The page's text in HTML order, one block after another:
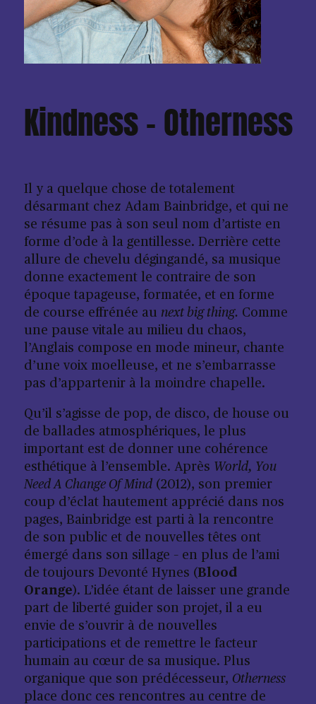
Kindness – Otherness
Il y a quelque chose de totalement
désarmant chez Adam Bainbridge, et qui ne
se résume pas à son seul nom d’artiste en
forme d’ode à la gentillesse. Derrière cette
allure de chevelu dégingandé, sa musique
donne exactement le contraire de son
époque tapageuse, formatée, et en forme
de course effrénée au next big thing. Comme
une pause vitale au milieu du chaos,
l’Anglais compose en mode mineur, chante
d’une voix moelleuse, et ne s’embarrasse
pas d’appartenir à la moindre chapelle.
Qu’il s’agisse de pop, de disco, de house ou
de ballades atmosphériques, le plus
important est de donner une cohérence
esthétique à l’ensemble. Après World, You
Need A Change Of Mind(2012), son premier
coup d’éclat hautement apprécié dans nos
pages, Bainbridge est parti à la rencontre
de son public et de nouvelles têtes ont
émergé dans son sillage – en plus de l’ami
de toujours Devonté Hynes (Blood
Orange). L’idée étant de laisser une grande
part de liberté guider son projet, il a eu
envie de s’ouvrir à de nouvelles
participations et de remettre le facteur
humain au cœur de sa musique. Plus
organique que son prédécesseur, Otherness
place donc ces rencontres au centre de